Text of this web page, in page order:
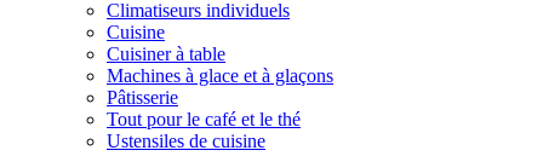
Climatiseurs individuels
Cuisine
Cuisiner à table
Machines à glace et à glaçons
Pâtisserie
Tout pour le café et le thé
Ustensiles de cuisine